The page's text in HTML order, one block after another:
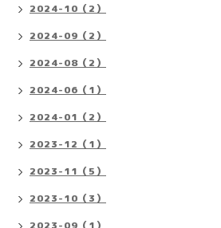
2024-10（2）
2024-09（2）
2024-08（2）
2024-06（1）
2024-01（2）
2023-12（1）
2023-11（5）
2023-10（3）
2023-09（1）